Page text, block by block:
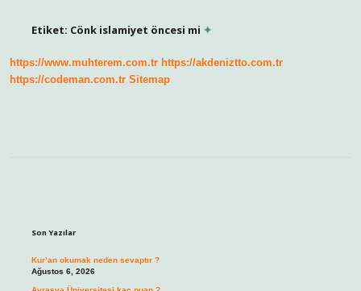
Etiket: Cönk islamiyet öncesi mi
https://www.muhterem.com.tr https://akdeniztto.com.tr
https://codeman.com.tr Sitemap
Son Yazılar
Kur’an okumak neden sevaptır ?
Ağustos 6, 2026